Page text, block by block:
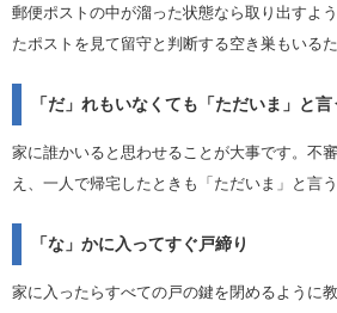
郵便ポストの中が溜った状態なら取り出すよ
たポストを見て留守と判断する空き巣もいるた
「だ」れもいなくても「ただいま」と言
家に誰かいると思わせることが大事です。不
え、一人で帰宅したときも「ただいま」と言
「な」かに入ってすぐ戸締り
家に入ったらすべての戸の鍵を閉めるように